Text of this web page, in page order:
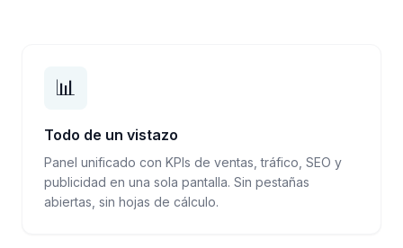
📊
Todo de un vistazo
Panel unificado con KPIs de ventas, tráfico, SEO y
publicidad en una sola pantalla. Sin pestañas
abiertas, sin hojas de cálculo.